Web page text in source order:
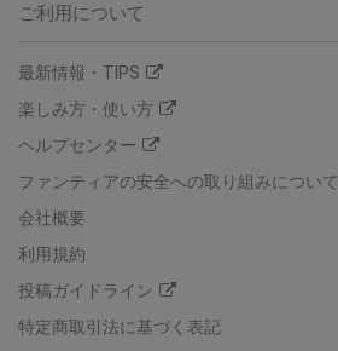
ご利用について
最新情報・TIPS
楽しみ方・使い方
ヘルプセンター
ファンティアの安全への取り組みについて
会社概要
利用規約
投稿ガイドライン
特定商取引法に基づく表記